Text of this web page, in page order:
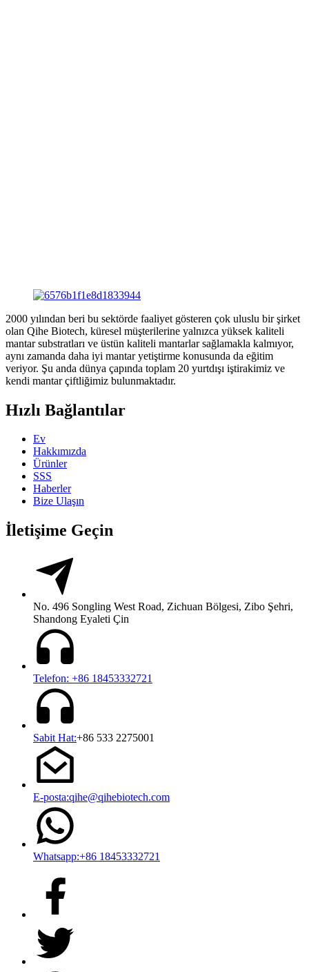
2000 yılından beri bu sektörde faaliyet gösteren çok uluslu bir şirket
olan Qihe Biotech, küresel müşterilerine yalnızca yüksek kaliteli
mantar substratları ve üstün kaliteli mantarlar sağlamakla kalmıyor,
aynı zamanda daha iyi mantar yetiştirme konusunda da eğitim
veriyor. Şu anda dünya çapında toplam 20 yurtdışı iştirakimiz ve
kendi mantar çiftliğimiz bulunmaktadır.
Hızlı Bağlantılar
Ev
Hakkımızda
Ürünler
SSS
Haberler
Bize Ulaşın
İletişime Geçin
No. 496 Songling West Road, Zichuan Bölgesi, Zibo Şehri,
Shandong Eyaleti Çin
Telefon: +86 18453332721
Sabit Hat:+86 533 2275001
E-posta:qihe@qihebiotech.com
Whatsapp:+86 18453332721